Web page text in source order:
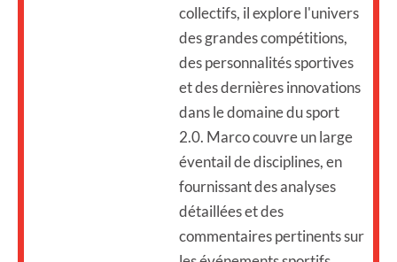
collectifs, il explore l'univers
des grandes compétitions,
des personnalités sportives
et des dernières innovations
dans le domaine du sport
2.0. Marco couvre un large
éventail de disciplines, en
fournissant des analyses
détaillées et des
commentaires pertinents sur